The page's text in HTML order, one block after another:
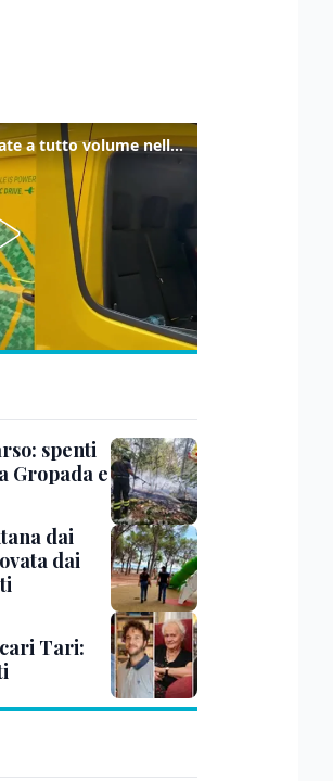
Le canzoni di Guccini sparate a tutto volume nella strada dove abitava
spenti
Gropada e
dai
dai
Tari: